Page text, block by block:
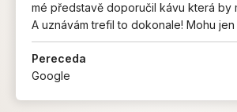
mé představě doporučil kávu která by
A uznávám trefil to dokonale! Mohu
Pereceda
Google